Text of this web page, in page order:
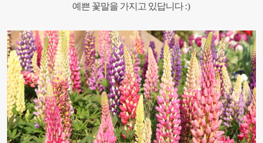
예쁜 꽃말을 가지고 있답니다:)